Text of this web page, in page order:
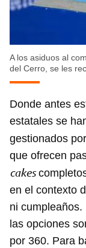
A los asiduos al
del Cerro, se les
Donde antes
estatales se
gestionados por
que ofrecen
cakes
en el contexto
ni
las opciones
por 360. Para